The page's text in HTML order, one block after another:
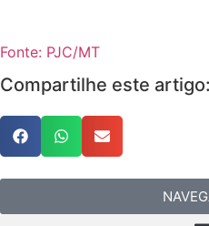
Fonte: PJC/MT
Compartilhe este artigo: